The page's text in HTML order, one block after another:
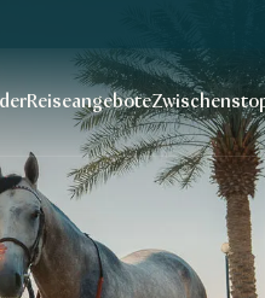
Reiseangebote